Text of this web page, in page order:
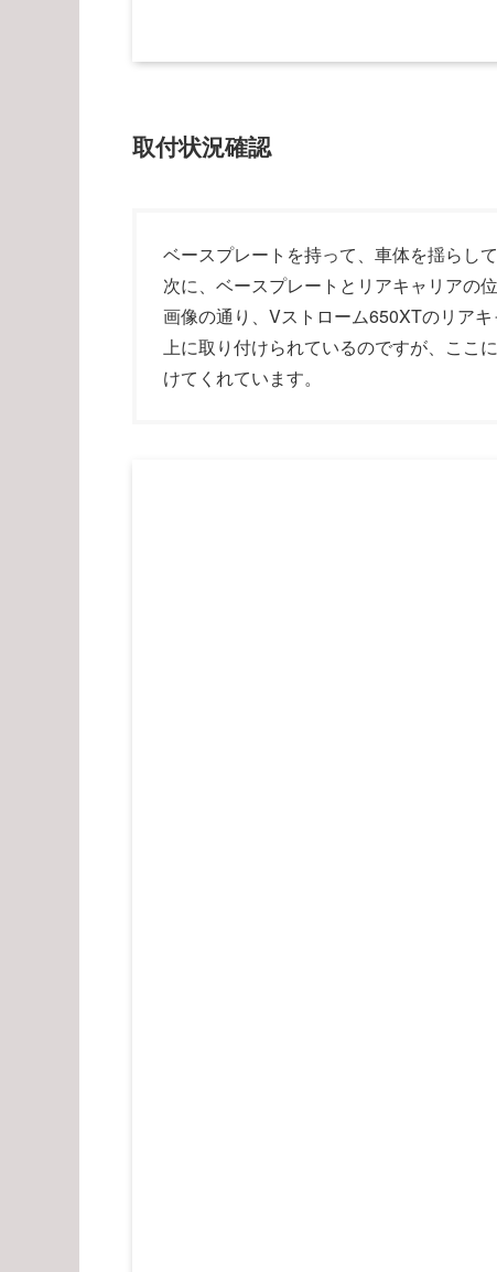
取付状況確認
ベースプレートを持って、車体を揺らし
次に、ベースプレートとリアキャリアの
画像の通り、Vストローム650XTのリア
上に取り付けられているのですが、ここ
けてくれています。